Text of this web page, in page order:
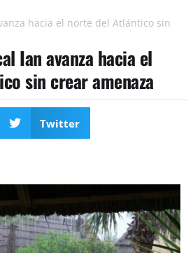
hacia el norte del Atlántico sin
Ian avanza hacia el
sin crear amenaza
Twitter